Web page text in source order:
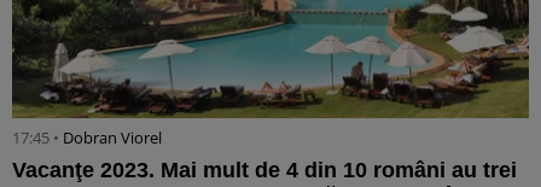
17:45 • Dobran Viorel
Vacanţe 2023. Mai mult de 4 din 10 români au trei